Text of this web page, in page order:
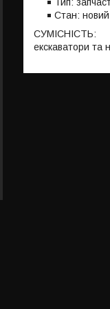
Стан: новий
СУМІСНІСТЬ:
екскаватори та